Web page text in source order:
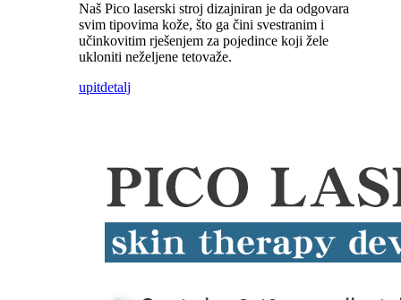
Naš Pico laserski stroj dizajniran je da odgovara
svim tipovima kože, što ga čini svestranim i
učinkovitim rješenjem za pojedince koji žele
ukloniti neželjene tetovaže.
upitdetalj